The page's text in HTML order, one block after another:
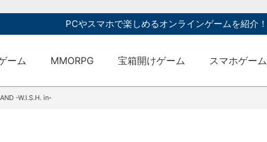
PCやスマホで楽しめるオンラインゲームを紹介！
ーム MMORPG 宝箱開けゲーム スマホゲーム
-W.I.S.H. in-